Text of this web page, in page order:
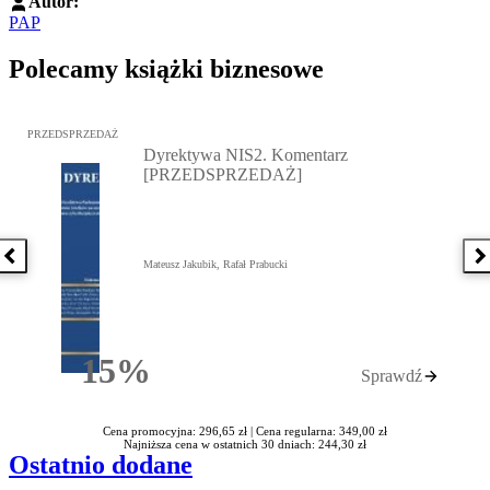
PAP
Polecamy książki biznesowe
Poprzednia książka
Przejdź do: Dyrektywa NIS2. Komentarz [PRZEDSPRZEDAŻ],
PRZEDSPRZEDAŻ
15%Rabatu
Dyrektywa NIS2. Komentarz
[PRZEDSPRZEDAŻ]
Mateusz Jakubik, Rafał Prabucki
Sprawdź
Cena promocyjna: 296,65 zł | Cena regularna: 349,00 zł
Najniższa cena w ostatnich 30 dniach: 244,30 zł
Ostatnio dodane